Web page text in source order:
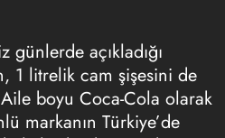
açıkladığı
1 litrelik cam şişesini de
boyu Coca-Cola olarak
markanın Türkiye’de